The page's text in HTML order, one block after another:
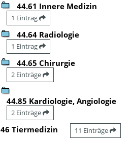
44.61 Innere Medizin
1 Eintrag
44.64 Radiologie
1 Eintrag
44.65 Chirurgie
2 Einträge
44.85 Kardiologie, Angiologie
2 Einträge
46 Tiermedizin 11 Einträge